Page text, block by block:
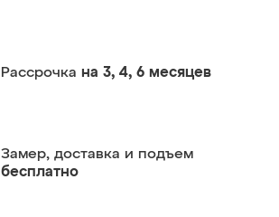
Рассрочка на 3, 4, 6 месяцев
Замер, доставка и подъем
бесплатно